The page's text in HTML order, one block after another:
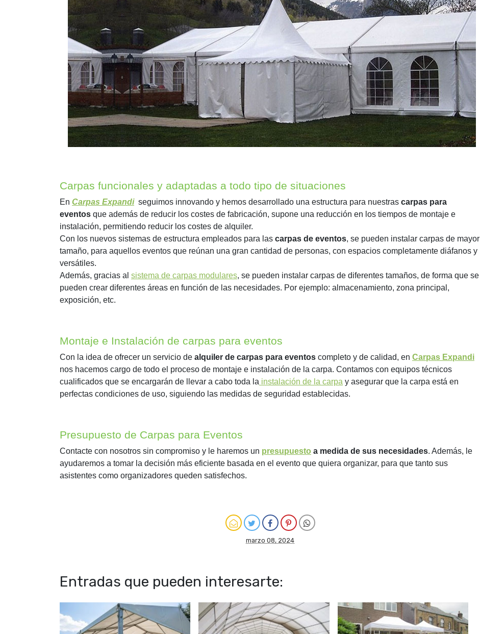
Carpas funcionales y adaptadas a todo tipo de situaciones
En Carpas Expandiseguimos innovando y hemos desarrollado una estructura para nuestras carpas para
eventos que además de reducir los costes de fabricación, supone una reducción en los tiempos de montaje e
instalación, permitiendo reducir los costes de alquiler.
Con los nuevos sistemas de estructura empleados para las carpas de eventos, se pueden instalar carpas de mayor
tamaño, para aquellos eventos que reúnan una gran cantidad de personas, con espacios completamente diáfanos y
versátiles.
Además, gracias al sistema de carpas modulares, se pueden instalar carpas de diferentes tamaños, de forma que se
pueden crear diferentes áreas en función de las necesidades. Por ejemplo: almacenamiento, zona principal,
exposición, etc.
Montaje e Instalación de carpas para eventos
Con la idea de ofrecer un servicio de alquiler de carpas para eventos completo y de calidad, en Carpas Expandi
nos hacemos cargo de todo el proceso de montaje e instalación de la carpa. Contamos con equipos técnicos
cualificados que se encargarán de llevar a cabo toda la instalación de la carpa y asegurar que la carpa está en
perfectas condiciones de uso, siguiendo las medidas de seguridad establecidas.
Presupuesto de Carpas para Eventos
Contacte con nosotros sin compromiso y le haremos un presupuesto a medida de sus necesidades. Además, le
ayudaremos a tomar la decisión más eficiente basada en el evento que quiera organizar, para que tanto sus
asistentes como organizadores queden satisfechos.
marzo 08, 2024
Entradas que pueden interesarte: